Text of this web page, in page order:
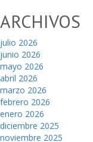
ARCHIVOS
julio 2026
junio 2026
mayo 2026
abril 2026
marzo 2026
febrero 2026
enero 2026
diciembre 2025
noviembre 2025